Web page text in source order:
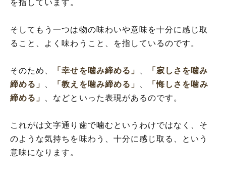
を指しています。
そしてもう一つは物の味わいや意味を十分に感じ取
ること、よく味わうこと、を指しているのです。
そのため、 「幸せを噛み締める」
「寂しさを噛み
締める」
「教えを噛み締める」
「悔しさを噛み
締める」
、などといった表現があるのです。
これがは文字通り歯で噛むというわけではなく、そ
のような気持ちを味わう、十分に感じ取る、という
意味になります。